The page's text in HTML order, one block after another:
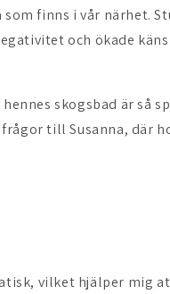
finns i vår närhet.
och ökade
skogsbad är så
frågor till Susanna, där
vilket hjälper mig